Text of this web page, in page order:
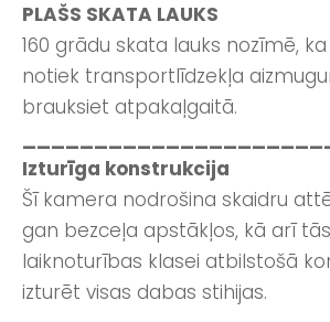
PLAŠS SKATA LAUKS
160 grādu skata lauks nozīmē,
notiek transportlīdzekļa
brauksiet atpakaļgaitā.
Izturīga konstrukcija
Šī kamera nodrošina skaidru
gan bezceļa apstākļos, kā arī tās
laiknoturības klasei atbilstošā
izturēt visas dabas stihijas.